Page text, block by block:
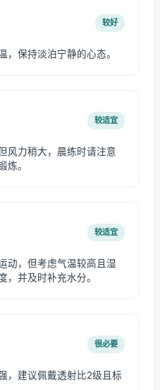
较好
，保持淡泊宁静的心态。
较适宜
风力稍大，晨练时请注意
炼。
较适宜
动，但考虑气温较高且湿
，并及时补充水分。
很必要
，建议佩戴透射比2级且标